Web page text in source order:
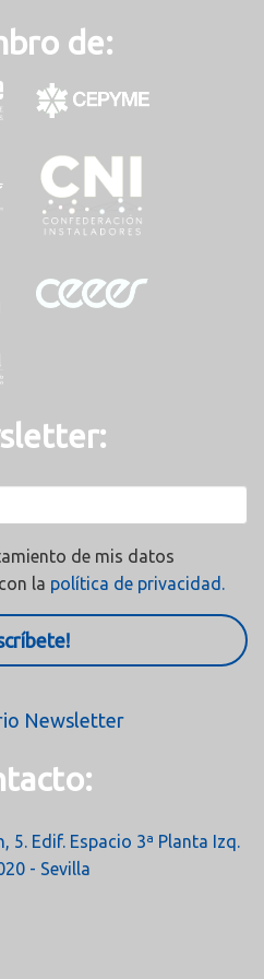
de:
de mis datos
la política de privacidad.
Newsletter
5. Edif. Espacio 3ª Planta Izq.
- Sevilla